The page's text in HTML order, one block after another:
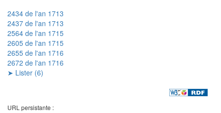
2434 de l'an 1713
2437 de l'an 1713
2564 de l'an 1715
2605 de l'an 1715
2655 de l'an 1716
2672 de l'an 1716
➤ Lister (6)
URL persistante :